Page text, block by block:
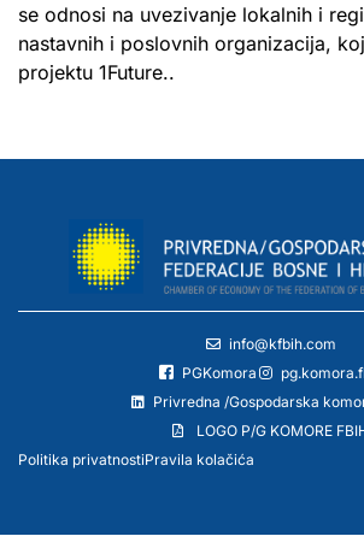
se odnosi na uvezivanje lokalnih i
nastavnih i poslovnih organizacija,
projektu 1Future..
info@kfbih.com
PGKomora
Privredna /Gospodarska
LOGO P/G KOMORE
Politika privatnostiPravila kolačića